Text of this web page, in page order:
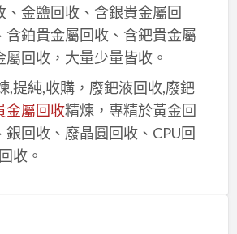
、金鹽回收、含銀貴金屬回
含鉑貴金屬回收、含鈀貴金屬
屬回收，大量少量皆收。
,提純,收購，廢鈀液回收,廢鈀
金屬回收精煉，專精於黃金回
銀回收、廢晶圓回收、CPU回
收。